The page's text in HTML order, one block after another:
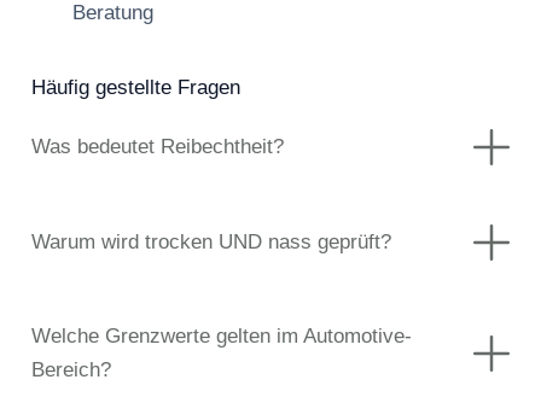
Beratung
Häufig gestellte Fragen
Was bedeutet Reibechtheit?
Warum wird trocken UND nass geprüft?
Welche Grenzwerte gelten im Automotive-
Bereich?